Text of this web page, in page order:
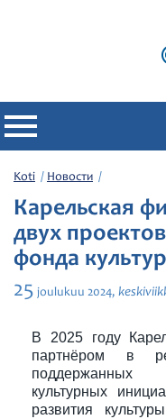
Filharmonia
Konserttikalenteri
Festivaalit
Koti Новости
Карельская
двух
фонда
25 joulukuu 2024,
В 2025 году
партнёром в
поддержанных
культурных
развития